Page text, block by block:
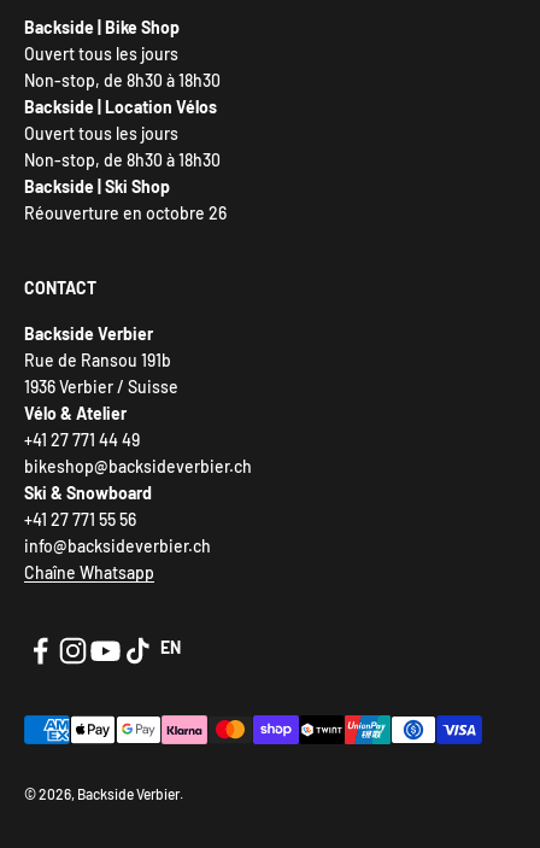
Backside | Bike Shop
Ouvert tous les jours
Non-stop, de 8h30 à 18h30
Backside | Location Vélos
Ouvert tous les jours
Non-stop, de 8h30 à 18h30
Backside | Ski Shop
Réouverture en octobre 26
CONTACT
Backside Verbier
Rue de Ransou 191b
1936 Verbier / Suisse
Vélo & Atelier
+41 27 771 44 49
bikeshop@backsideverbier.ch
Ski & Snowboard
+41 27 771 55 56
info@backsideverbier.ch
Chaîne Whatsapp
EN
© 2026, Backside Verbier.